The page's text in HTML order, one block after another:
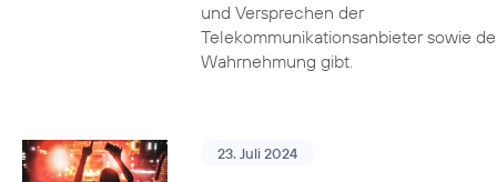
und Versprechen der
Telekommunikationsanbieter sowie
Wahrnehmung gibt.
23. Juli 2024